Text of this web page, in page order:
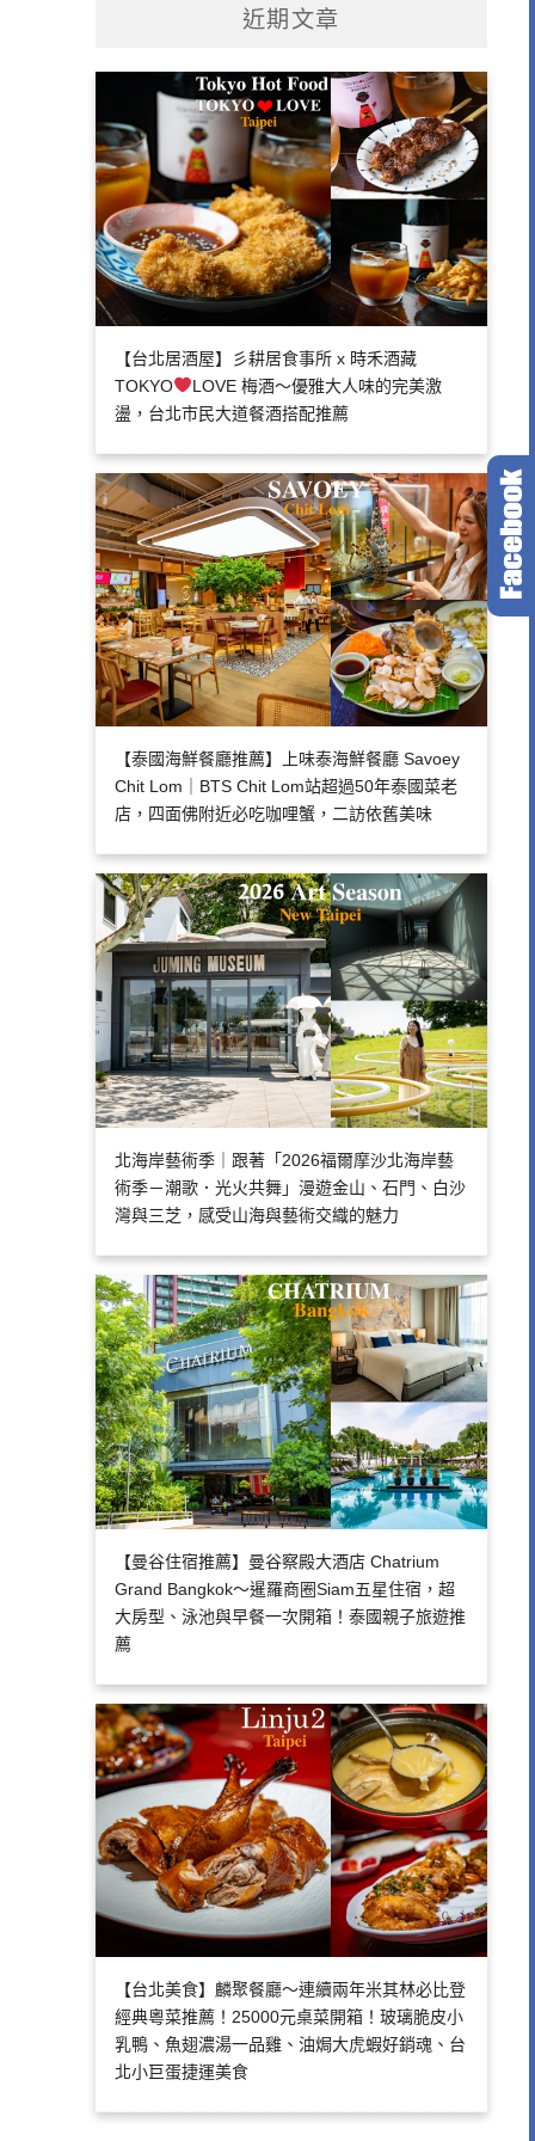
近期文章
【台北居酒屋】彡耕居食事所 x 時禾酒藏
TOKYO
LOVE 梅酒～優雅大人味的完美激
盪，台北市民大道餐酒搭配推薦
【泰國海鮮餐廳推薦】上味泰海鮮餐廳 Savoey
Chit Lom｜BTS Chit Lom站超過50年泰國菜老
店，四面佛附近必吃咖哩蟹，二訪依舊美味
北海岸藝術季｜跟著「2026福爾摩沙北海岸藝
術季－潮歌．光火共舞」漫遊金山、石門、白沙
灣與三芝，感受山海與藝術交織的魅力
【曼谷住宿推薦】曼谷察殿大酒店 Chatrium
Grand Bangkok～暹羅商圈Siam五星住宿，超
大房型、泳池與早餐一次開箱！泰國親子旅遊推
薦
【台北美食】麟聚餐廳～連續兩年米其林必比登
經典粵菜推薦！25000元桌菜開箱！玻璃脆皮小
乳鴨、魚翅濃湯一品雞、油焗大虎蝦好銷魂、台
北小巨蛋捷運美食